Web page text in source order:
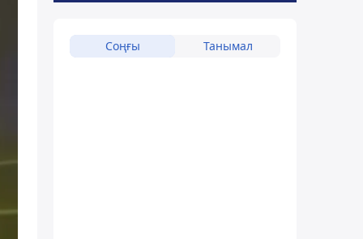
Соңғы Танымал